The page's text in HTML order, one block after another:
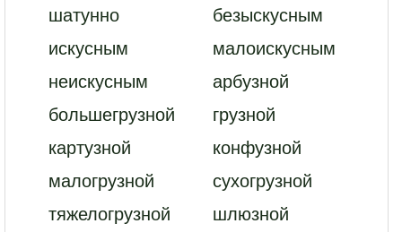
шатунно
безыскусным
искусным
малоискусным
неискусным
арбузной
большегрузной
грузной
картузной
конфузной
малогрузной
сухогрузной
тяжелогрузной
шлюзной